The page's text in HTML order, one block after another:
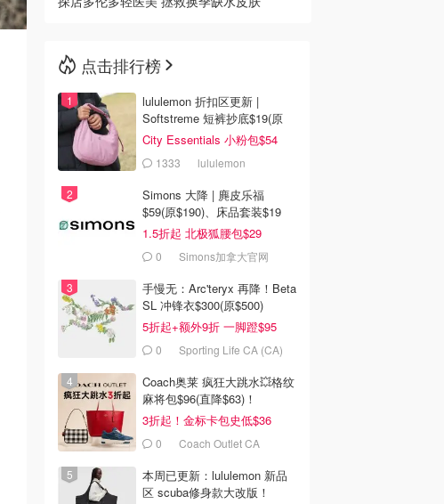
点击排行榜
lululemon 折扣区更新 |
Softstreme 短裤抄底$19(原
$88)
City Essentials 小粉包$54
1333 lululemon
Simons 大降 | 麂皮乐福
$59(原$190)、床品套装$19
1.5折起 北极狐腰包$29
0 Simons加拿大官网
手慢无：Arc'teryx 再降！Beta
SL 冲锋衣$300(原$500)
5折起+额外9折 一脚蹬$95
0 Sporting Life CA (CA)
Coach奥莱 疯狂大跳水💥格纹
麻将包$96(直降$63)！
3折起！金标卡包史低$36
0 Coach Outlet CA
本周已更新：lululemon 新品
区 scuba修身款大改版！